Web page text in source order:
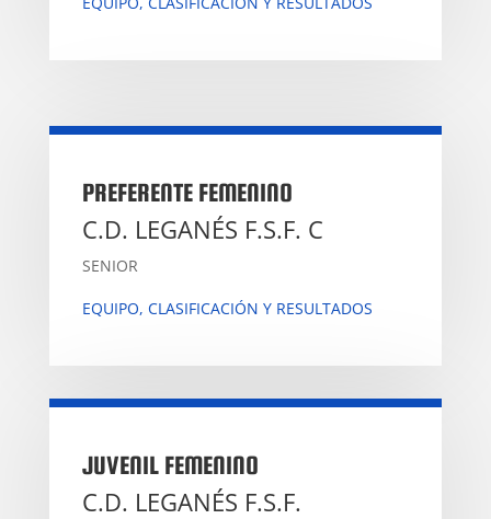
PREFERENTE FEMENINO
C.D. LEGANÉS F.S.F. C
SENIOR
EQUIPO, CLASIFICACIÓN Y RESULTADOS
JUVENIL FEMENINO
C.D. LEGANÉS F.S.F.